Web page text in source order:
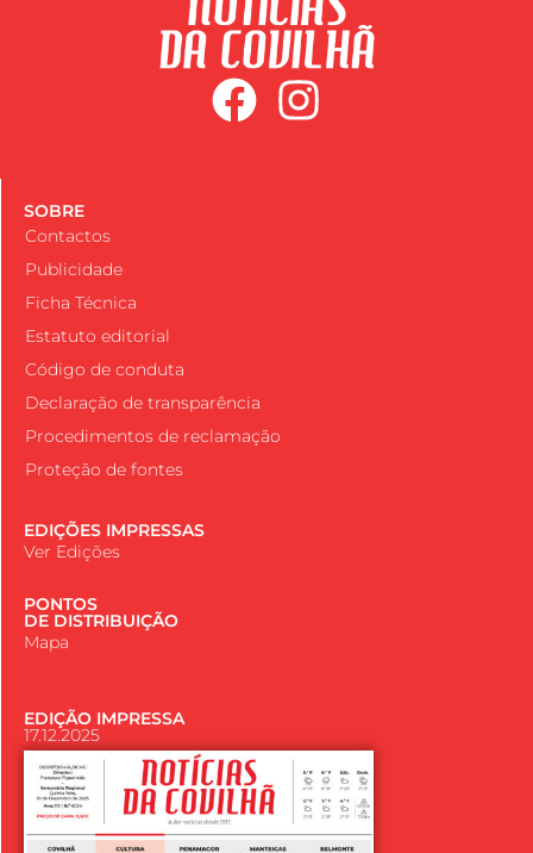
SOBRE
Contactos
Publicidade
Ficha Técnica
Estatuto editorial
Código de conduta
Declaração de transparência
Procedimentos de reclamação
Proteção de fontes
EDIÇÕES IMPRESSAS
Ver Edições
PONTOS
DE DISTRIBUIÇÃO
Mapa
EDIÇÃO IMPRESSA
17.12.2025